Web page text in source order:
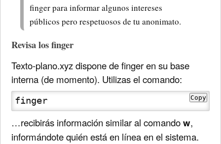
finger para informar algunos intereses
públicos pero respetuosos de tu anonimato.
Revisa los finger
Texto-plano.xyz dispone de finger en su base
interna (de momento). Utilizas el comando:
finger Copy
…recibirás información similar al comandow,
informándote quién está en línea en el sistema.